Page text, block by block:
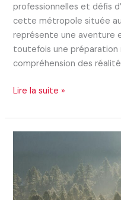
professionnelles et défis
cette métropole située
représente une aventure
toutefois une préparation
compréhension des
Lire la suite »
campagne
russe